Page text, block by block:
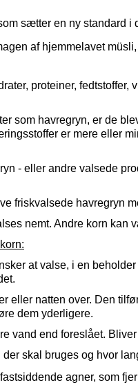
sætter en ny standard
af hjemmelavet
proteiner,
som havregryn, er de
er mere eller
- eller andre valsede
friskvalsede havregryn
nemt. Andre korn
at valse, i en
eller natten over. Den
dem yderligere.
vand end foreslået.
skal bruges og hvor
agner, som